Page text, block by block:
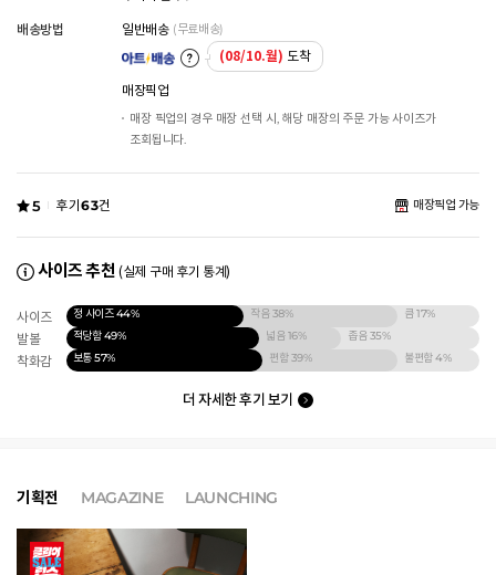
배송방법 일반배송 (무료배송)
(08/10.월) 도착
매장픽업
매장 픽업의 경우 매장 선택 시, 해당 매장의 주문 가능 사이즈가
조회됩니다.
5 후기63건 매장픽업 가능
사이즈 추천 (실제 구매 후기 통계)
사이즈 정 사이즈44% 작음38% 큼17%
발볼 적당함49% 넓음16% 좁음35%
착화감 보통57% 편함39% 불편함4%
더 자세한 후기 보기
기획전 MAGAZINE LAUNCHING